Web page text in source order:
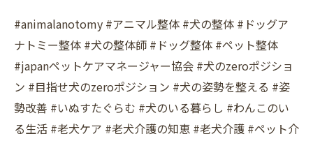
#animalanotomy #アニマル整体 #犬の整体 #ドッグア
ナトミー整体 #犬の整体師 #ドッグ整体 #ペット整体
#japanペットケアマネージャー協会 #犬のzeroポジショ
ン #目指せ犬のzeroポジション #犬の姿勢を整える #姿
勢改善 #いぬすたぐらむ #犬のいる暮らし #わんこのい
る生活 #老犬ケア #老犬介護の知恵 #老犬介護 #ペット介